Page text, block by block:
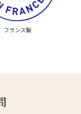
フランス製